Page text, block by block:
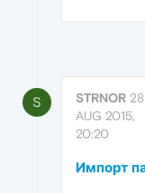
S STRNOR 28
AUG 2015,
20:20
Импорт